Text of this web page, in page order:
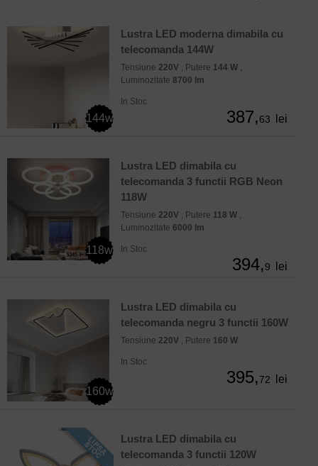
144w
Lustra LED moderna dimabila cu
telecomanda 144W
Tensiune 220V , Putere 144 W ,
Luminozitate 8700 lm
In Stoc
387,63 lei
118w
Lustra LED dimabila cu
telecomanda 3 functii RGB Neon
118W
Tensiune 220V , Putere 118 W ,
Luminozitate 6000 lm
In Stoc
394,9 lei
160w
Lustra LED dimabila cu
telecomanda negru 3 functii 160W
Tensiune 220V , Putere 160 W
In Stoc
395,72 lei
Lustra LED dimabila cu
telecomanda 3 functii 120W